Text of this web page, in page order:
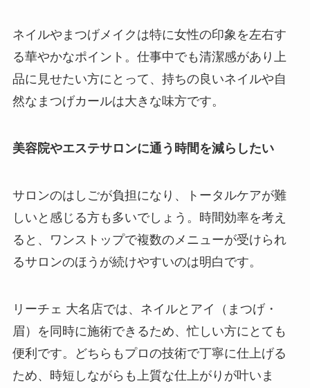
ネイルやまつげメイクは特に女性の印象を左右す
る華やかなポイント。仕事中でも清潔感があり上
品に見せたい方にとって、持ちの良いネイルや自
然なまつげカールは大きな味方です。
美容院やエステサロンに通う時間を減らしたい
サロンのはしごが負担になり、トータルケアが難
しいと感じる方も多いでしょう。時間効率を考え
ると、ワンストップで複数のメニューが受けられ
るサロンのほうが続けやすいのは明白です。
リーチェ 大名店では、ネイルとアイ（まつげ・
眉）を同時に施術できるため、忙しい方にとても
便利です。どちらもプロの技術で丁寧に仕上げる
ため、時短しながらも上質な仕上がりが叶いま